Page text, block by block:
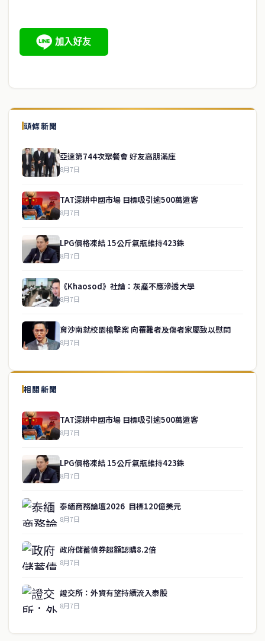
頭條新聞
亞速第744次聚餐會 好友高朋滿座
8月7日
TAT深耕中國市場 目標吸引逾500萬遊客
8月7日
LPG價格凍結 15公斤氣瓶維持423銖
8月7日
《Khaosod》社論：灰產不應滲透大學
8月7日
育沙南就校園槍擊案 向罹難者及傷者家屬致以慰問
8月7日
相關新聞
TAT深耕中國市場 目標吸引逾500萬遊客
8月7日
LPG價格凍結 15公斤氣瓶維持423銖
8月7日
泰緬商務論壇2026 目標120億美元
8月7日
政府儲蓄債券超額認購8.2倍
8月7日
證交所：外資有望持續流入泰股
8月7日
泰國中文新聞（TCN）是一家總部設於曼谷的中文新聞媒體，致力於
報導泰國當地政治、經濟、華人社群與社會時事，為在泰華人讀者提
供即時、客觀、多元的中文新聞內容。
快速連結
即時
政治
綜合
工商
歡迎來信洽詢合作事宜
service@thaichinesenews.com
service@thaichinesenews.com ↑ 回到頂端